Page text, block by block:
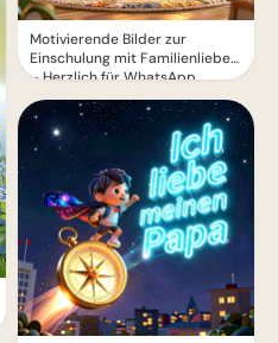
Motivierende Bilder zur
Einschulung mit Familienliebe
– Herzlich für WhatsApp